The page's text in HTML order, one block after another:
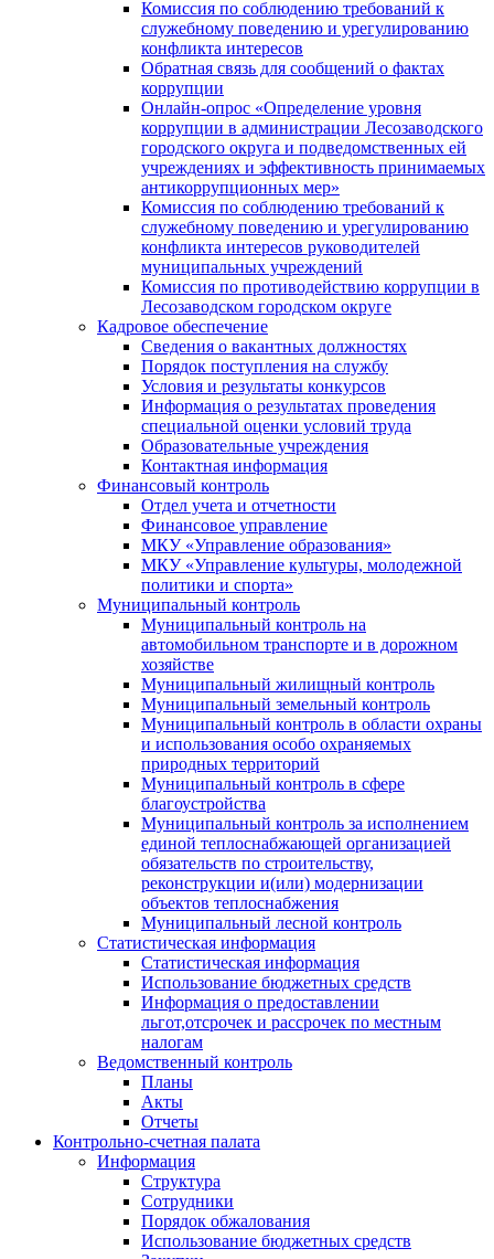
Комиссия по соблюдению требований к
служебному поведению и урегулированию
конфликта интересов
Обратная связь для сообщений о фактах
коррупции
Онлайн-опрос «Определение уровня
коррупции в администрации Лесозаводского
городского округа и подведомственных ей
учреждениях и эффективность принимаемых
антикоррупционных мер»
Комиссия по соблюдению требований к
служебному поведению и урегулированию
конфликта интересов руководителей
муниципальных учреждений
Комиссия по противодействию коррупции в
Лесозаводском городском округе
Кадровое обеспечение
Сведения о вакантных должностях
Порядок поступления на службу
Условия и результаты конкурсов
Информация о результатах проведения
специальной оценки условий труда
Образовательные учреждения
Контактная информация
Финансовый контроль
Отдел учета и отчетности
Финансовое управление
МКУ «Управление образования»
МКУ «Управление культуры, молодежной
политики и спорта»
Муниципальный контроль
Муниципальный контроль на
автомобильном транспорте и в дорожном
хозяйстве
Муниципальный жилищный контроль
Муниципальный земельный контроль
Муниципальный контроль в области охраны
и использования особо охраняемых
природных территорий
Муниципальный контроль в сфере
благоустройства
Муниципальный контроль за исполнением
единой теплоснабжающей организацией
обязательств по строительству,
реконструкции и(или) модернизации
объектов теплоснабжения
Муниципальный лесной контроль
Статистическая информация
Статистическая информация
Использование бюджетных средств
Информация о предоставлении
льгот,отсрочек и рассрочек по местным
налогам
Ведомственный контроль
Планы
Акты
Отчеты
Контрольно-счетная палата
Информация
Структура
Сотрудники
Порядок обжалования
Использование бюджетных средств